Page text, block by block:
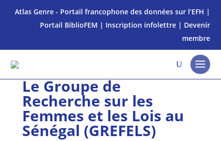
Atlas Genre - Portail francophone des données sur l’EFH |
Portail BiblioFEM | Inscription infolettre| Devenir
membre
Le Groupe de
Recherche sur les
Femmes et les Lois au
Sénégal (GREFELS)